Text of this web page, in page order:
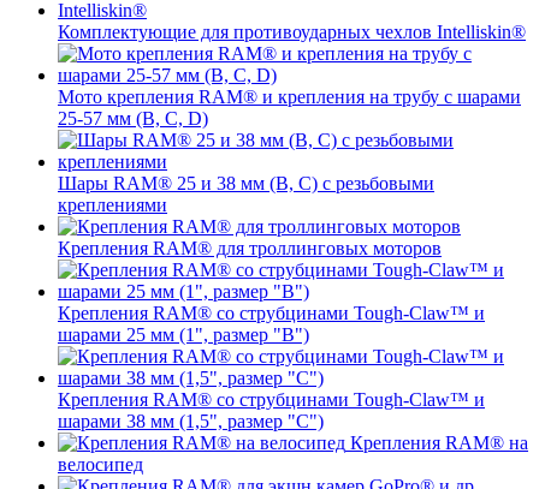
Комплектующие для противоударных чехлов Intelliskin®
Мото крепления RAM® и крепления на трубу с шарами
25-57 мм (B, C, D)
Шары RAM® 25 и 38 мм (B, C) с резьбовыми
креплениями
Крепления RAM® для троллинговых моторов
Крепления RAM® со струбцинами Tough-Claw™ и
шарами 25 мм (1", размер "B")
Крепления RAM® со струбцинами Tough-Claw™ и
шарами 38 мм (1,5", размер "C")
Крепления RAM® на
велосипед